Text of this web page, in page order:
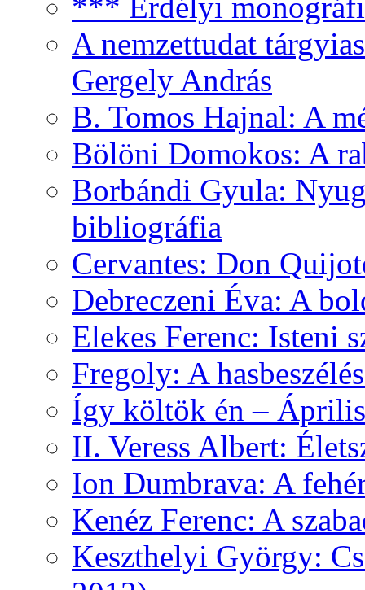
A nemzettudat
Gergely András
B. Tomos Hajnal: A
Bölöni Domokos: A
Borbándi Gyula:
bibliográfia
Cervantes: Don
Debreczeni Éva: A
Elekes Ferenc: Isteni
Fregoly: A
Így költök én –
II. Veress Albert:
Ion Dumbrava: A
Kenéz Ferenc: A
Keszthelyi György: